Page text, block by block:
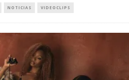
NOTICIAS VIDEOCLIPS